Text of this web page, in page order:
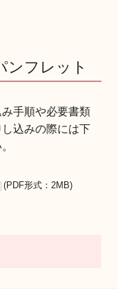
ンフレット
手順や必要書類
込みの際には下
(PDF形式：2MB)